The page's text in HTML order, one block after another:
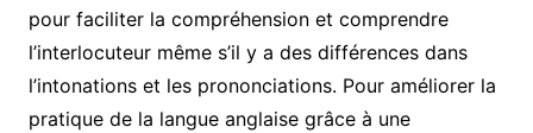
pour faciliter la compréhension et comprendre
l’interlocuteur même s’il y a des différences dans
l’intonations et les prononciations. Pour améliorer la
pratique de la langue anglaise grâce à une